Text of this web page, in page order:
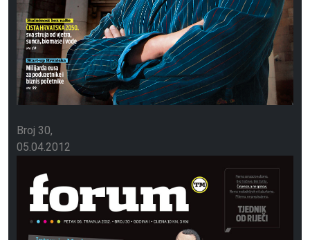
Broj 30
05.04.2012